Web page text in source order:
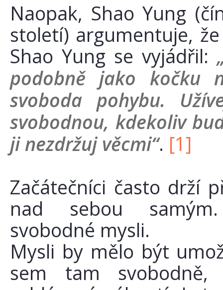
Naopak, Shao Yung
století) argumentuje,
Shao Yung se vyjádřil:
podobně jako kočku
svoboda pohybu.
svobodnou, kdekoliv
ji nezdržuj věcmi“. [1]
Začátečníci často drží
nad sebou
svobodné mysli.
Mysli by mělo být
sem tam